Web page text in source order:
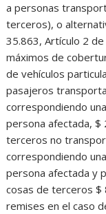
a personas
terceros), o
35.863, Artículo 2
máximos de
de vehículos
pasajeros
correspondiendo
persona afectada, $
terceros no
correspondiendo
persona afectada y
cosas de terceros $
remises en el caso